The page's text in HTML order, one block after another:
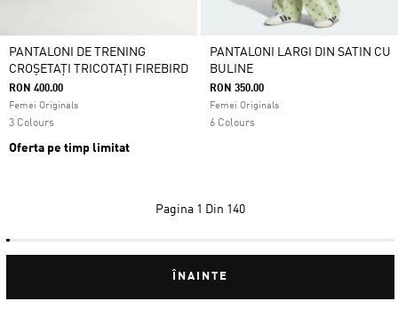
PANTALONI DE TRENING
CROȘETAȚI TRICOTAȚI FIREBIRD
RON 400.00
Femei Originals
3 Colours
Oferta pe timp limitat
PANTALONI LARGI DIN SATIN CU
BULINE
RON 350.00
Femei Originals
6 Colours
Pagina 1 Din 140
ÎNAINTE